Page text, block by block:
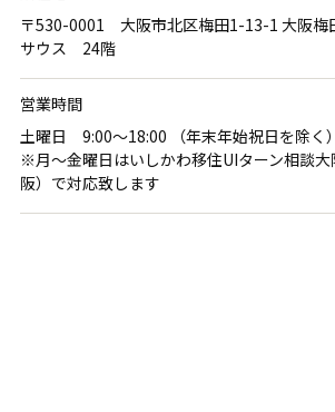
〒530-0001 大阪市北区梅田1-13-1 大阪梅
サウス 24階
営業時間
土曜日 9:00〜18:00 （年末年始祝日を除く）
※月〜金曜日はいしかわ移住UIターン相談大
阪）で対応致します